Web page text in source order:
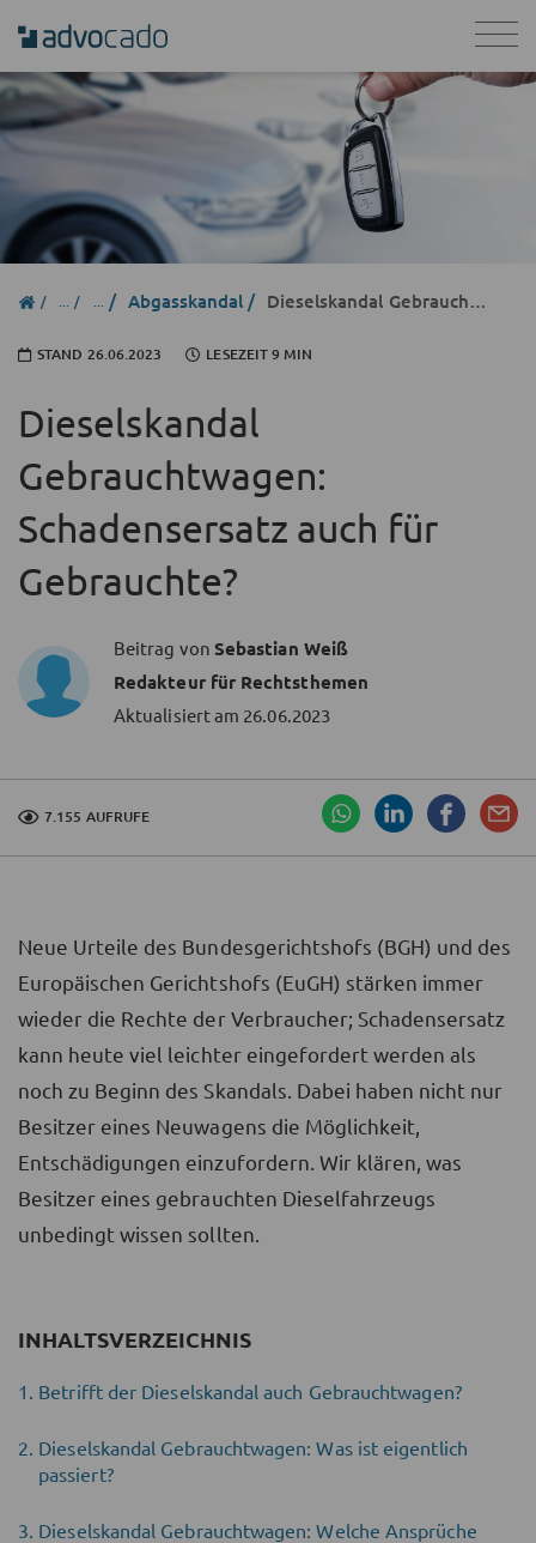
Abgasskandal Dieselskandal Gebrauchtwagen
STAND 26.06.2023 LESEZEIT 9 MIN
Dieselskandal
Gebrauchtwagen:
Schadensersatz auch für
Gebrauchte?
Beitrag von Sebastian Weiß
Redakteur für Rechtsthemen
Aktualisiert am 26.06.2023
7.155 AUFRUFE
Neue Urteile des Bundesgerichtshofs (BGH) und des
Europäischen Gerichtshofs (EuGH) stärken immer
wieder die Rechte der Verbraucher; Schadensersatz
kann heute viel leichter eingefordert werden als
noch zu Beginn des Skandals. Dabei haben nicht nur
Besitzer eines Neuwagens die Möglichkeit,
Entschädigungen einzufordern. Wir klären, was
Besitzer eines gebrauchten Dieselfahrzeugs
unbedingt wissen sollten.
INHALTSVERZEICHNIS
Betrifft der Dieselskandal auch Gebrauchtwagen?
Dieselskandal Gebrauchtwagen: Was ist eigentlich
passiert?
Dieselskandal Gebrauchtwagen: Welche Ansprüche